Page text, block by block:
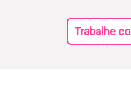
Trabalhe